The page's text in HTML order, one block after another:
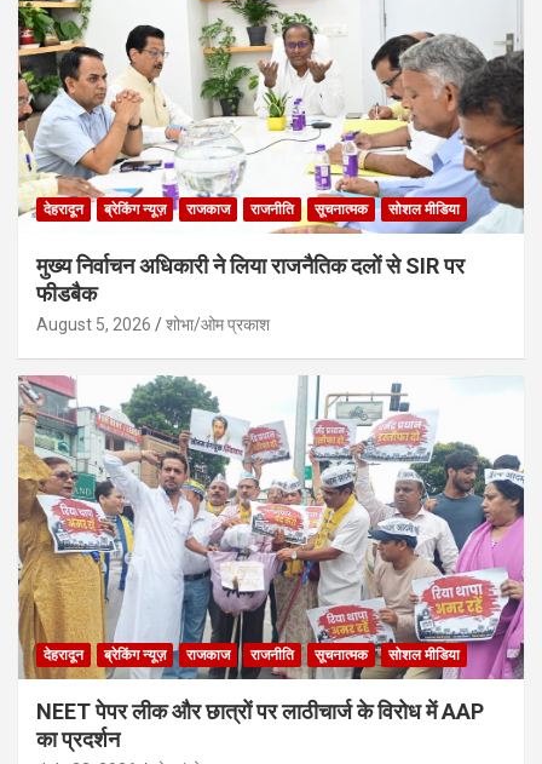
देहरादून ब्रेकिंग न्यूज़ राजकाज राजनीति सूचनात्मक सोशल मीडिया
मुख्य निर्वाचन अधिकारी ने लिया राजनैतिक दलों से SIR पर
फीडबैक
August 5, 2026 शोभा/ओम प्रकाश
देहरादून ब्रेकिंग न्यूज़ राजकाज राजनीति सूचनात्मक सोशल मीडिया
NEET पेपर लीक और छात्रों पर लाठीचार्ज के विरोध में AAP
का प्रदर्शन